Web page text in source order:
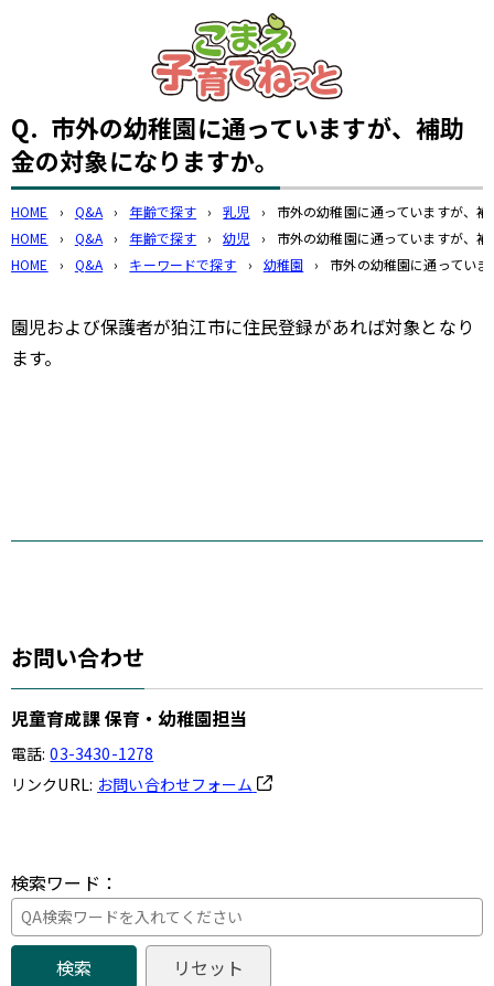
このページの本文へ
Q. 市外の幼稚園に通っていますが、補助
金の対象になりますか。
HOME › Q&A › 年齢で探す › 乳児 ›
市外の幼稚園に通っていますが、
HOME
› Q&A › 年齢で探す › 幼児 ›
市外の幼稚園に通っていますが、
HOME
› Q&A › キーワードで探す › 幼稚園 › 市外の幼稚園に通ってい
園児および保護者が狛江市に住民登録があれば対象となり
ます。
お問い合わせ
児童育成課 保育・幼稚園担当
電話: 03-3430-1278
リンクURL: お問い合わせフォーム
検索ワード：